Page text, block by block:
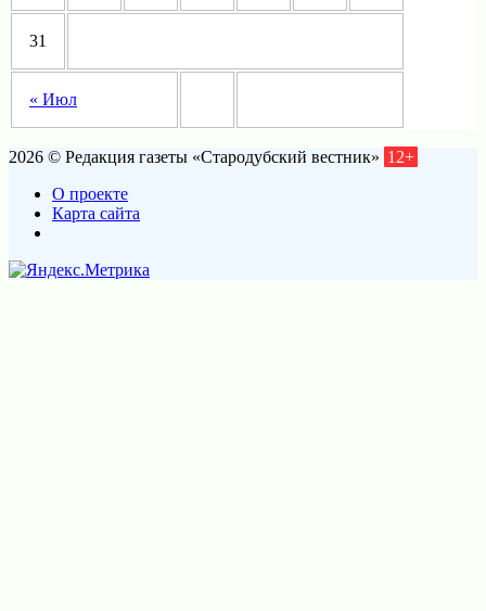
« Июл
31
2026 © Редакция газеты «Стародубский вестник» 12+
О проекте
Карта сайта